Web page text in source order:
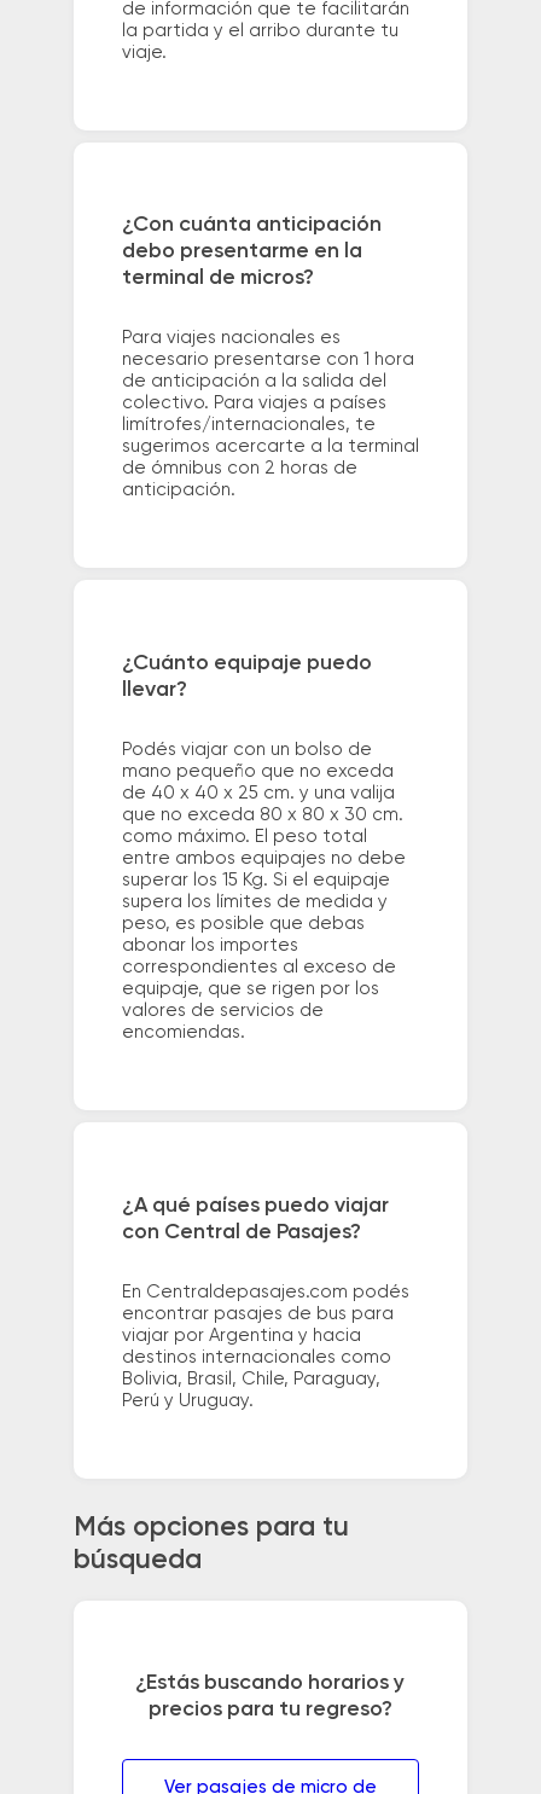
de información que te facilitarán
la partida y el arribo durante tu
viaje.
¿Con cuánta anticipación
debo presentarme en la
terminal de micros?
Para viajes nacionales es
necesario presentarse con 1 hora
de anticipación a la salida del
colectivo. Para viajes a países
limítrofes/internacionales, te
sugerimos acercarte a la terminal
de ómnibus con 2 horas de
anticipación.
¿Cuánto equipaje puedo
llevar?
Podés viajar con un bolso de
mano pequeño que no exceda
de 40 x 40 x 25 cm. y una valija
que no exceda 80 x 80 x 30 cm.
como máximo. El peso total
entre ambos equipajes no debe
superar los 15 Kg. Si el equipaje
supera los límites de medida y
peso, es posible que debas
abonar los importes
correspondientes al exceso de
equipaje, que se rigen por los
valores de servicios de
encomiendas.
¿A qué países puedo viajar
con Central de Pasajes?
En Centraldepasajes.com podés
encontrar pasajes de bus para
viajar por Argentina y hacia
destinos internacionales como
Bolivia, Brasil, Chile, Paraguay,
Perú y Uruguay.
Más opciones para tu
búsqueda
¿Estás buscando horarios y
precios para tu regreso?
Ver pasajes de micro de